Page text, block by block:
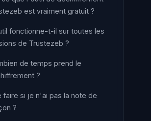
est vraiment gratuit ?
fonctionne-t-il sur toutes les
de Trustezeb ?
de temps prend le
?
faire si je n'ai pas la note de
?